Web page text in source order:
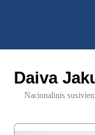
Daiva
Nacionalinis